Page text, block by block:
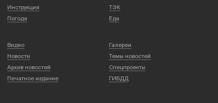
Инструкция
ТЭК
Погода
Еда
Видео
Галереи
Новости
Темы новостей
Архив новостей
Спецпроекты
Печатное издание
ГИБДД